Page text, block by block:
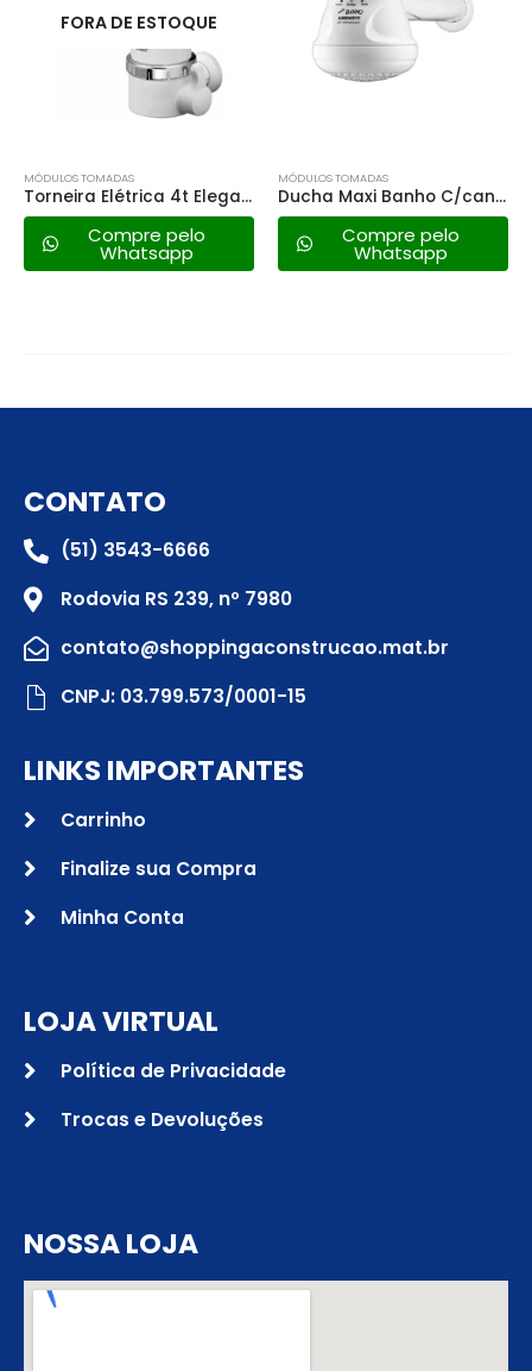
ESTOQUE
Torneira Elétrica 4t Elegance Fame 220v – 5400w
pelo
Ducha Maxi Banho C/cano Lorenzetti 5500w – 220v
Compre pelo
Whatsapp
CONTATO
(51) 3543-6666
Rodovia RS 239, nº 7980
contato@shoppingaconstrucao.mat.br
CNPJ: 03.799.573/0001-15
LINKS IMPORTANTES
Carrinho
Finalize sua Compra
Minha Conta
LOJA VIRTUAL
Política de Privacidade
Trocas e Devoluções
NOSSA LOJA